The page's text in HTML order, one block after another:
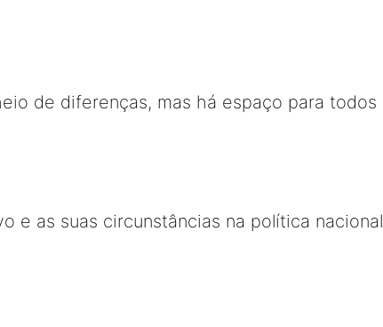
de diferenças, mas há espaço para todos
e as suas circunstâncias na política nacional